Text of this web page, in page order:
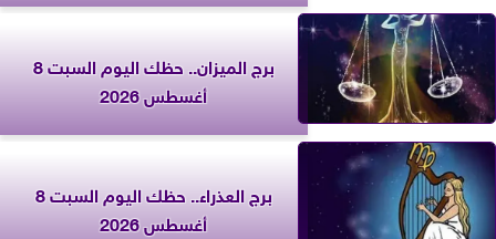
برج الميزان.. حظك اليوم السبت 8
أغسطس 2026
برج العذراء.. حظك اليوم السبت 8
أغسطس 2026